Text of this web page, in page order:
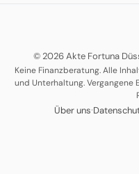
© 2026 Akte Fortuna
Keine Finanzberatung. Alle
und Unterhaltung. Vergangene
Über uns·